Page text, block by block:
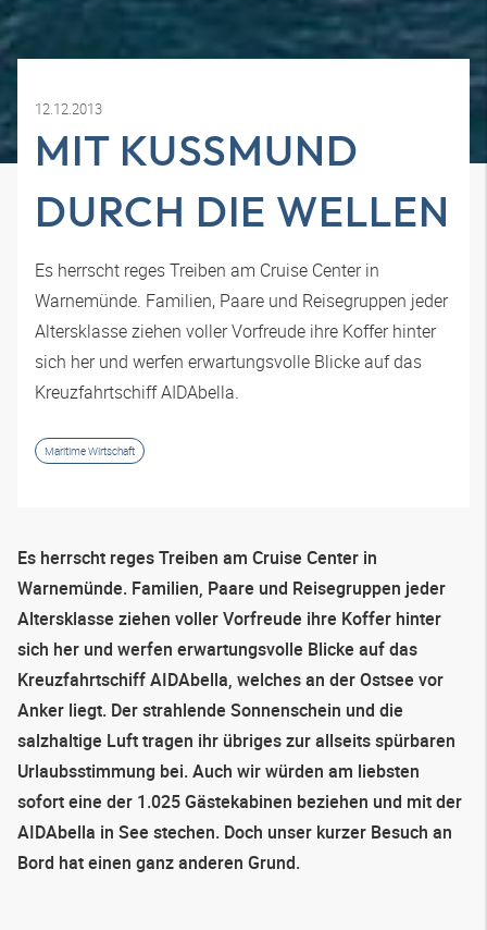
12.12.2013
MIT KUSSMUND
DURCH DIE WELLEN
Es herrscht reges Treiben am Cruise Center in
Warnemünde. Familien, Paare und Reisegruppen jeder
Altersklasse ziehen voller Vorfreude ihre Koffer hinter
sich her und werfen erwartungsvolle Blicke auf das
Kreuzfahrtschiff AIDAbella.
Maritime Wirtschaft
Es herrscht reges Treiben am Cruise Center in
Warnemünde. Familien, Paare und Reisegruppen jeder
Altersklasse ziehen voller Vorfreude ihre Koffer hinter
sich her und werfen erwartungsvolle Blicke auf das
Kreuzfahrtschiff AIDAbella, welches an der Ostsee vor
Anker liegt. Der strahlende Sonnenschein und die
salzhaltige Luft tragen ihr übriges zur allseits spürbaren
Urlaubsstimmung bei. Auch wir würden am liebsten
sofort eine der 1.025 Gästekabinen beziehen und mit der
AIDAbella in See stechen. Doch unser kurzer Besuch an
Bord hat einen ganz anderen Grund.